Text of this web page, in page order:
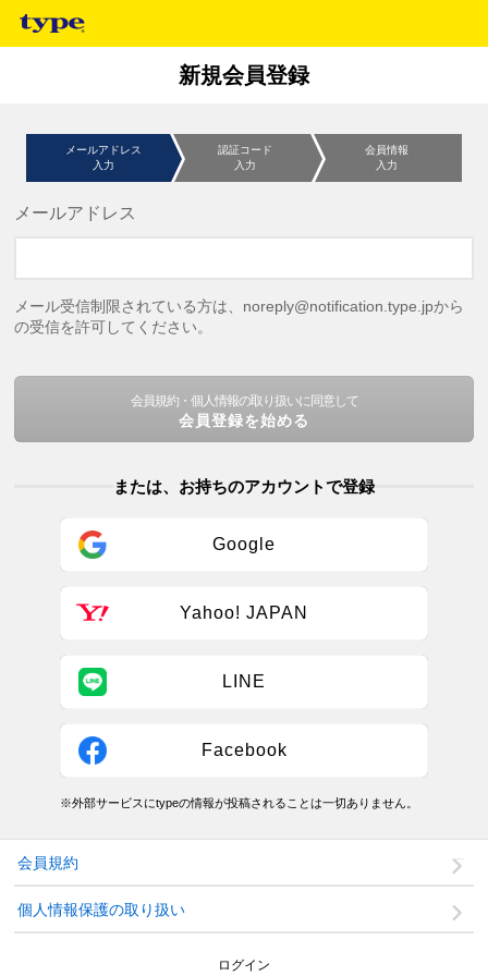
新規会員登録
メールアドレス
入力
認証コード
入力
会員情報
入力
メールアドレス
メール受信制限されている方は、noreply@notification.type.jpから
の受信を許可してください。
会員規約・個人情報の取り扱いに同意して
会員登録を始める
または、お持ちのアカウントで登録
Google
Yahoo! JAPAN
LINE
Facebook
※外部サービスにtypeの情報が投稿されることは一切ありません。
会員規約
個人情報保護の取り扱い
ログイン